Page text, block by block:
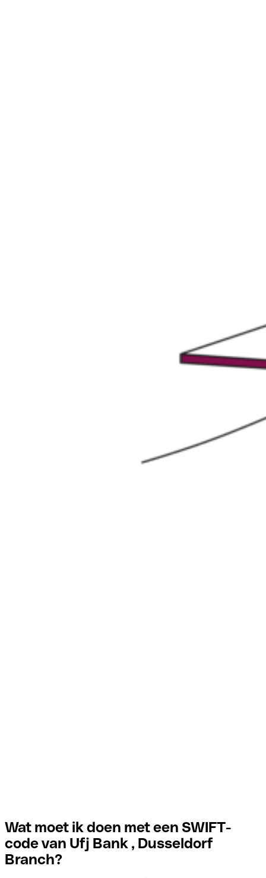
Wat moet ik doen met een SWIFT-
code van Ufj Bank , Dusseldorf
Branch?